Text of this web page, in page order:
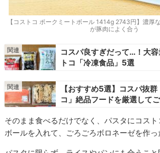
【コストコ ポークミートボール 1414g 2743円】濃厚
が豚肉によく合う
コスパ良すぎだって…！大
トコ「冷凍食品」5選
【おすすめ5選】コスパ抜
コ」絶品フードを厳選して
そのまま食べるだけでなく、パスタにコスト
ボールを入れて、ごろごろボロネーゼを作